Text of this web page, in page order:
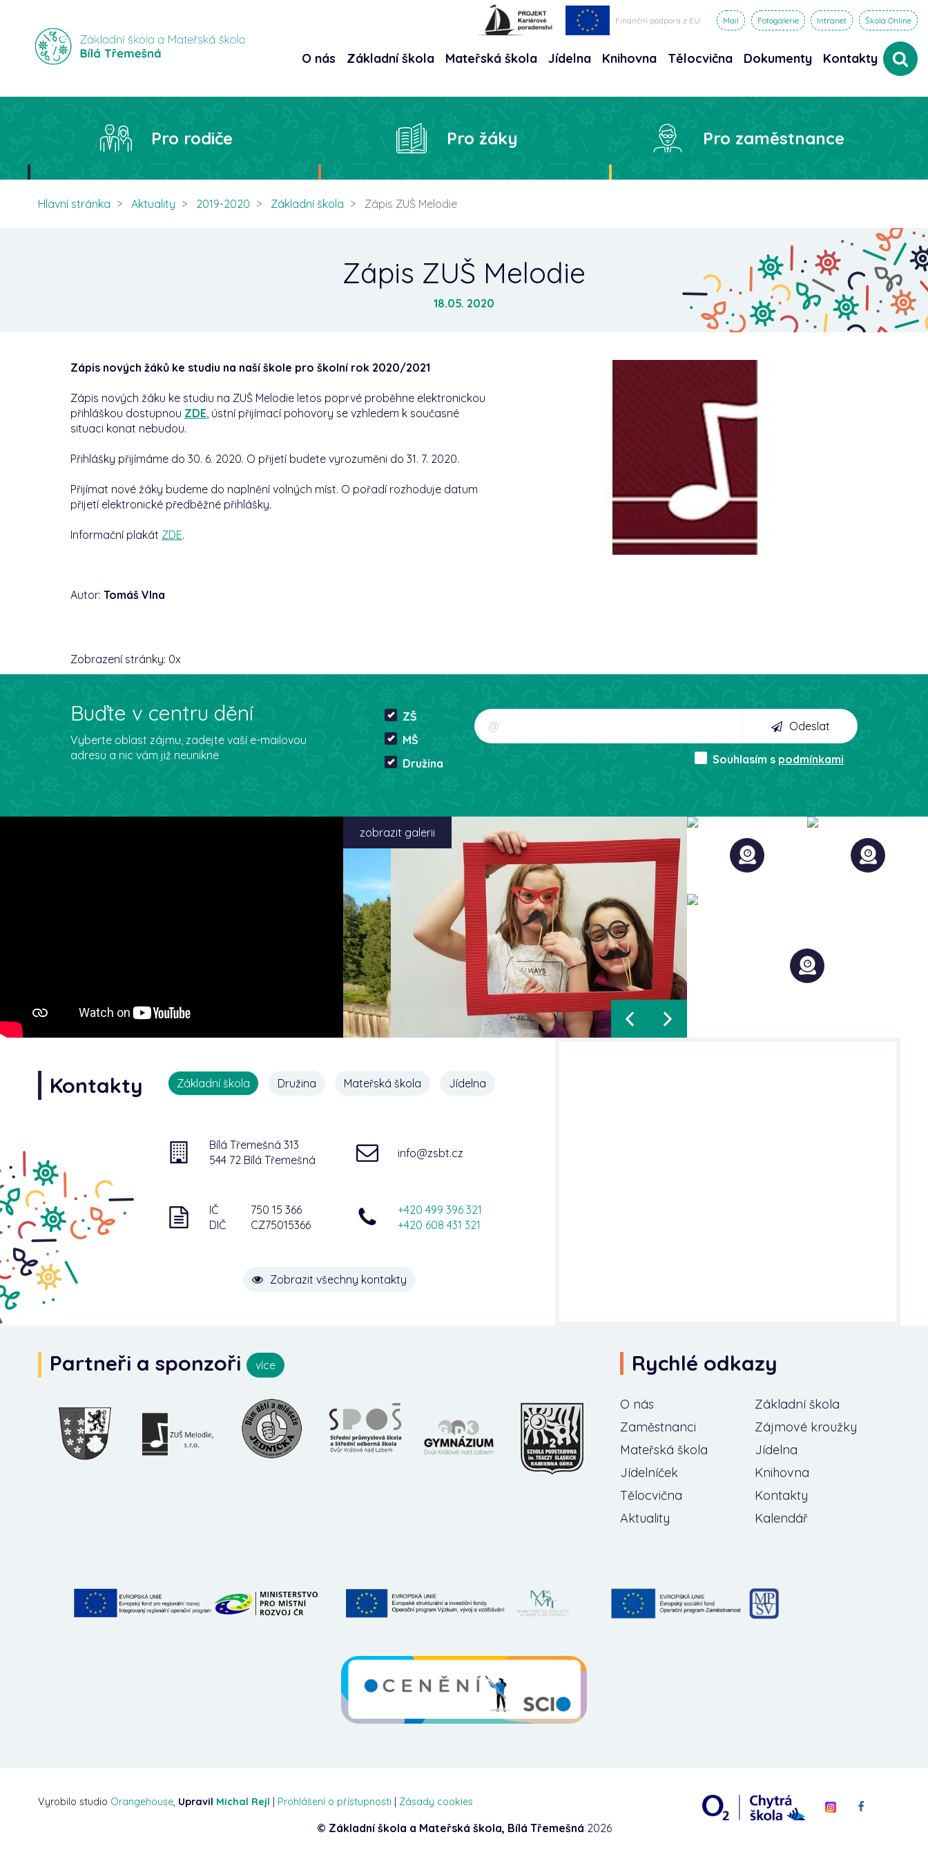
Finanční podpora z EU Mail Fotogalerie Intranet Škola Online
O nás Základní škola Mateřská škola Jídelna Knihovna Tělocvična Dokumenty Kontakty
Pro rodiče Pro žáky Pro zaměstnance
Hlavní stránka Aktuality 2019-2020 Základní škola Zápis ZUŠ Melodie
Zápis ZUŠ Melodie
18.05. 2020
Zápis nových žáků ke studiu na naší škole pro školní rok 2020/2021
Zápis nových žáku ke studiu na ZUŠ Melodie letos poprvé proběhne elektronickou
přihláškou dostupnou ZDE, ústní přijímací pohovory se vzhledem k současné
situaci konat nebudou.
Přihlášky přijímáme do 30. 6. 2020. O přijetí budete vyrozuměni do 31. 7. 2020.
Přijímat nové žáky budeme do naplnění volných míst. O pořadí rozhoduje datum
přijetí elektronické předběžné přihlášky.
Informační plakát ZDE.
Autor: Tomáš Vlna
Zobrazení stránky: 0x
Buďte v centru dění
Vyberte oblast zájmu, zadejte vaší e-mailovou
adresu a nic vám již neunikne
ZŠ
MŠ
Družina
Odeslat
Souhlasím s podmínkami
zobrazit galerii
Kontakty Základní škola Družina Mateřská škola Jídelna
Bílá Třemešná 313
544 72 Bílá Třemešná
info@zsbt.cz
IČ
750 15 366
DIČ
CZ75015366
+420 499 396 321
+420 608 431 321
Zobrazit všechny kontakty
Partneři a sponzoři více Rychlé odkazy
O nás
Základní škola
Zaměstnanci
Zájmové kroužky
Mateřská škola
Jídelna
Jídelníček
Knihovna
Tělocvična
Kontakty
Aktuality
Kalendář
Vyrobilo studio Orangehouse, Upravil Michal Rejl | Prohlášení o přístupnosti |Zásady cookies
© Základní škola a Mateřská škola, Bílá Třemešná 2026